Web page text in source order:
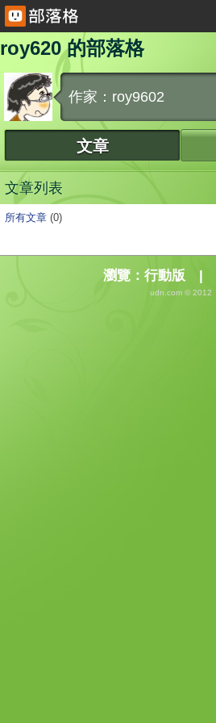
roy620 的部落格
作家：roy9602
文章
文章列表
所有文章 (0)
瀏覽： 行動版 |
udn.com © 2012